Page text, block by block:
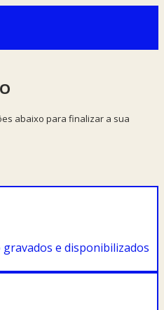
abaixo para finalizar a sua
e disponibilizados